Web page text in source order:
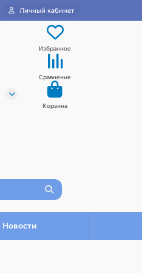
Личный кабинет
Избранное
Сравнение
Корзина
Новости